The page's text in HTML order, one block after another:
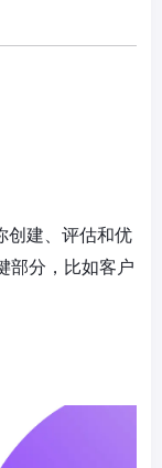
创建、评估和优
部分，比如客户